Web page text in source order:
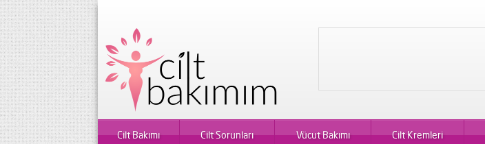
Cilt Bakımı Cilt Sorunları Vücut Bakımı Cilt Kremleri